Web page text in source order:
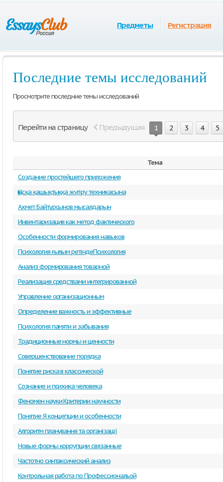
Предметы Регистрация
Последние темы исследований
Просмотрите последние темы исследований
Перейти на страницу Предыдущая 1 2 3 4 5
Тема
Создание простейшего приложения
Қысқа қашықтыққа жүгіру техникасына
Ахмет Байтұрсынов мысалдарын
Инвентаризация как метод фактического
Особенности формирования навыков
Психология ғылым ретіндеПсихология
Анализ формирования товарной
Реализация средствами интегрированной
Управление организационным
Определение важность и эффективные
Психология памяти и забывания
Традиционные нормы и ценности
Совершенствование порядка
Понятие риска в классической
Сознание и психика человека
Феномен науки Критерии научности
Понятие Я концепции и особенности
Алгоритм планування та організації
Новые формы коррупции связанные
Частотно синтаксический анализ
Контрольная работа по Профессиональой